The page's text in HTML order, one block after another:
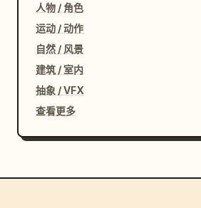
人物 / 角色
运动 / 动作
自然 / 风景
建筑 / 室内
抽象 / VFX
查看更多